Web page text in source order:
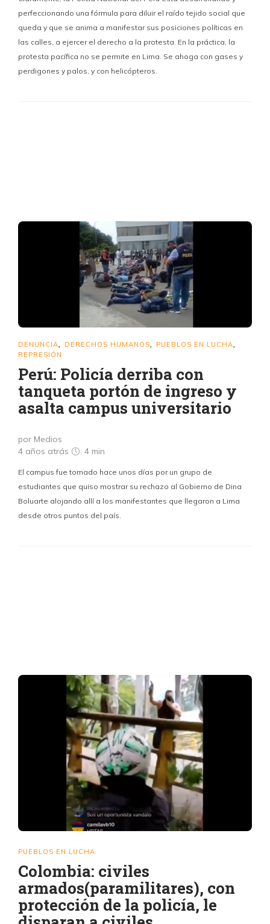
perfeccionando una fórmula para diluir el raído tejido social que
queda y que se anima a manifestar sus posiciones políticas en
las calles, a ejercer el derecho a la protesta. En la práctica, la
protesta pacífica no se permite en Lima. Se ahoga con gases y
perdigones y palos, y con helicópteros.
DENUNCIA, DERECHOS HUMANOS, PUEBLOS EN LUCHA,
REPRESIÓN
Perú: Policía derriba con
tanqueta portón de ingreso y
asalta campus universitario
por Medios
4 años atrás
4 min
El campus fue tomado hace unos días por un grupo de
estudiantes que quiso mostrar su rechazo al Gobierno de Dina
Boluarte alojando allí a los manifestantes que llegaron a Lima
desde otros puntos del país.
PUEBLOS EN LUCHA
Colombia: civiles
armados(paramilitares), con
protección de la policía, le